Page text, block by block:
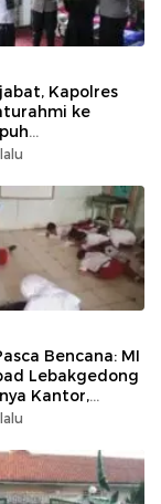
Kapolres
ke
Bencana: MI
Lebakgedong
Kantor,
Meja-Kursi